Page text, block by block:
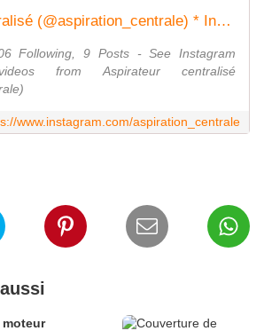
Aspirateur centralisé (@aspiration_centrale) * Instagram photos and videos
Following, 9 Posts - See Instagram
from Aspirateur centralisé
www.instagram.com/aspiration_centrale
moteur